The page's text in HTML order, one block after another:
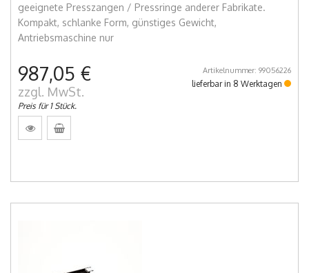
geeignete Presszangen / Pressringe anderer Fabrikate.
Kompakt, schlanke Form, günstiges Gewicht,
Antriebsmaschine nur
987,05 €
zzgl. MwSt.
Preis für 1 Stück.
Artikelnummer: 99056226
lieferbar in 8 Werktagen